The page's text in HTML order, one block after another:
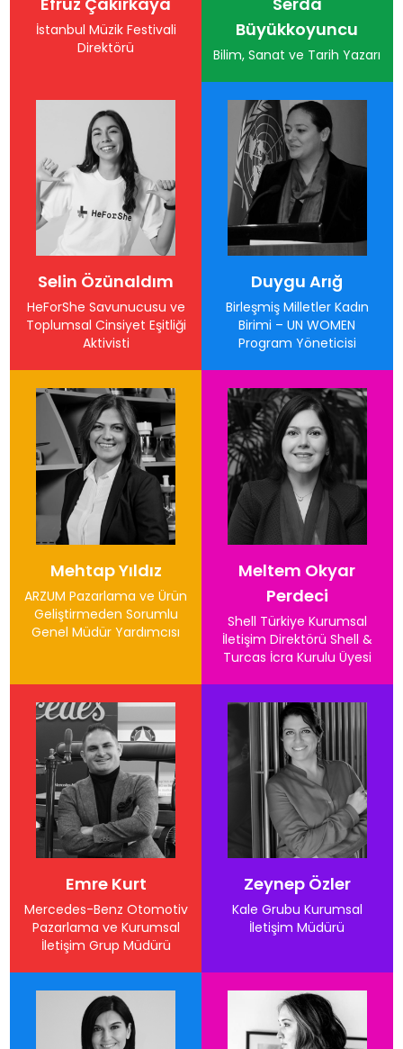
İstanbul Müzik Festivali
Direktörü
Büyükkoyuncu
Bilim, Sanat ve Tarih Yazarı
Selin Özünaldım
HeForShe Savunucusu ve
Toplumsal Cinsiyet Eşitliği
Aktivisti
Duygu Arığ
Birleşmiş Milletler Kadın
Birimi – UN WOMEN
Program Yöneticisi
Mehtap Yıldız
ARZUM Pazarlama ve Ürün
Geliştirmeden Sorumlu
Genel Müdür Yardımcısı
Meltem Okyar
Perdeci
Shell Türkiye Kurumsal
İletişim Direktörü Shell &
Turcas İcra Kurulu Üyesi
Emre Kurt
Mercedes-Benz Otomotiv
Pazarlama ve Kurumsal
İletişim Grup Müdürü
Zeynep Özler
Kale Grubu Kurumsal
İletişim Müdürü